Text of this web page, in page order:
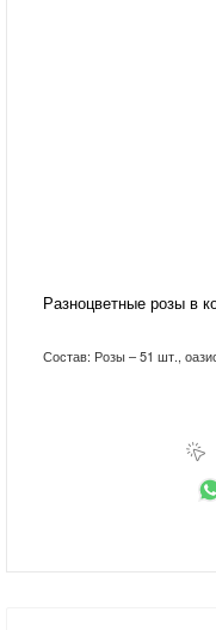
Разноцветные розы в
Состав: Розы – 51 шт.,